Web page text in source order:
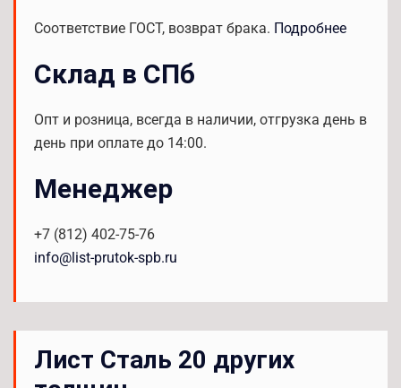
Соответствие ГОСТ, возврат брака. Подробнее
Склад в СПб
Опт и розница, всегда в наличии, отгрузка день в
день при оплате до 14:00.
Менеджер
+7 (812) 402-75-76
info@list-prutok-spb.ru
Лист Сталь 20 других